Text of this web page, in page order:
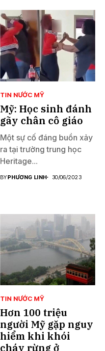
TIN NƯỚC MỸ
Mỹ: Học sinh đánh
gãy chân cô giáo
Một sự cố đáng buồn xảy
ra tại trường trung học
Heritage...
BYPHƯƠNG LINH 30/06/2023
TIN NƯỚC MỸ
Hơn 100 triệu
người Mỹ gặp nguy
hiểm khi khói
cháy rừng ở